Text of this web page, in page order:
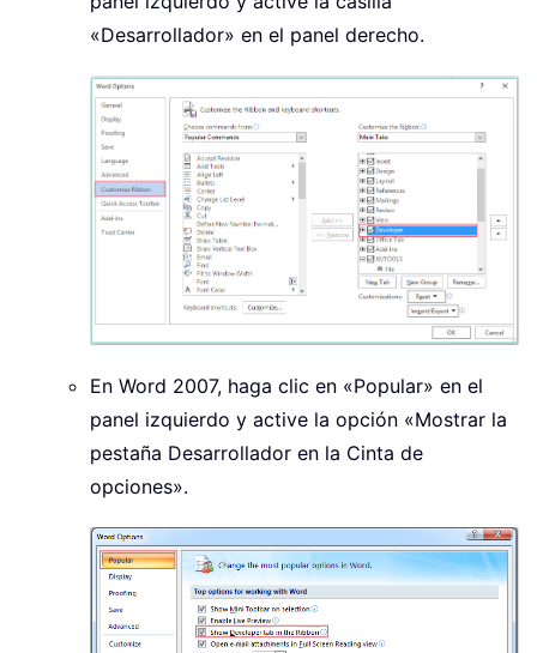
«Desarrollador» en el panel derecho.
En Word 2007, haga clic en «Popular» en el
panel izquierdo y active la opción «Mostrar la
pestaña Desarrollador en la Cinta de
opciones».